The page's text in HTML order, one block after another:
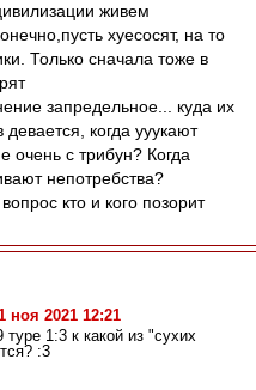
живем
хуесосят, на то
Только сначала тоже в
запредельное... куда их
девается, когда ууукают
очень с трибун? Когда
непотребства?
кто и кого позорит
ноя 2021 12:21
1:3 к какой из "сухих
:3